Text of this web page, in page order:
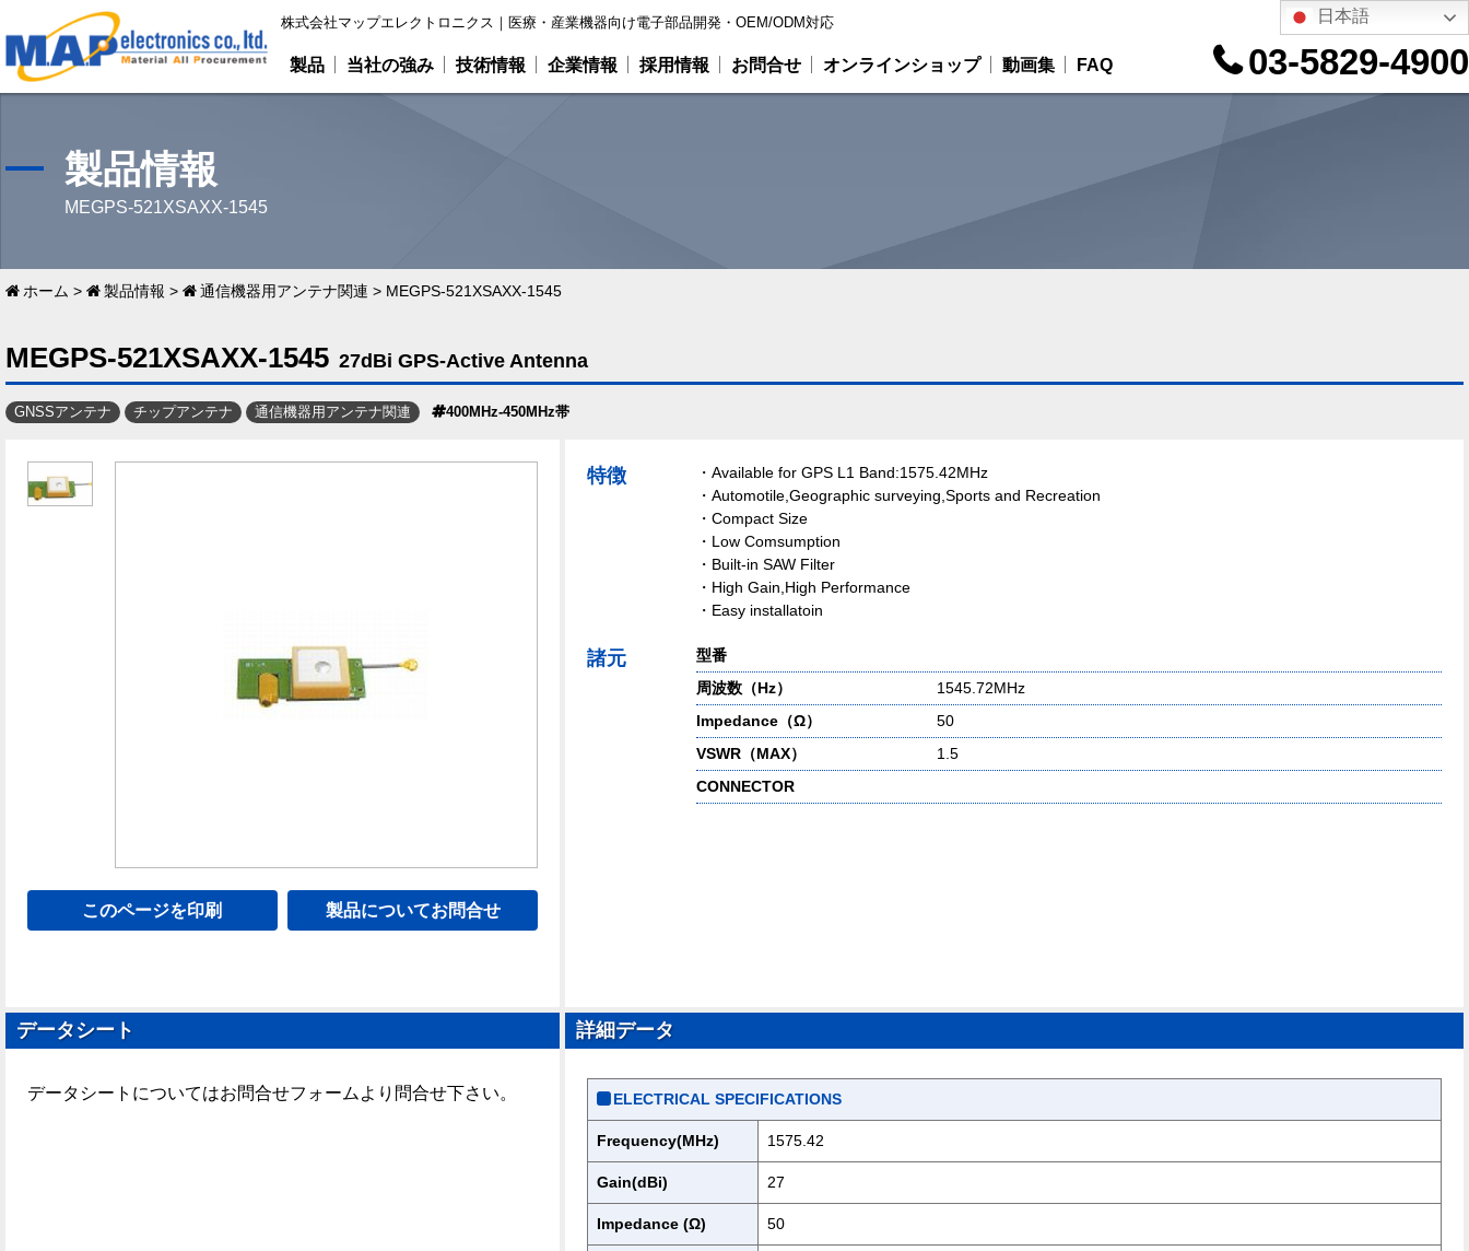
株式会社マップエレクトロニクス｜医療・産業機器向け電子部品開発・OEM/ODM対応
製品 当社の強み 技術情報 企業情報 採用情報 お問合せ オンラインショップ 動画集 FAQ
日本語
03-5829-4900
製品情報
MEGPS-521XSAXX-1545
ホーム > 製品情報 > 通信機器用アンテナ関連 > MEGPS-521XSAXX-1545
MEGPS-521XSAXX-1545 27dBi GPS-Active Antenna
GNSSアンテナ チップアンテナ 通信機器用アンテナ関連 400MHz-450MHz帯
このページを印刷 製品についてお問合せ
特徴
・Available for GPS L1 Band:1575.42MHz
・Automotile,Geographic surveying,Sports and Recreation
・Compact Size
・Low Comsumption
・Built-in SAW Filter
・High Gain,High Performance
・Easy installatoin
諸元
型番
周波数（Hz）
1545.72MHz
Impedance（Ω）
50
VSWR（MAX）
1.5
CONNECTOR
データシート
データシートについてはお問合せフォームより問合せ下さい。
詳細データ
ELECTRICAL SPECIFICATIONS
Frequency(MHz) 1575.42
Gain(dBi) 27
Impedance (Ω) 50